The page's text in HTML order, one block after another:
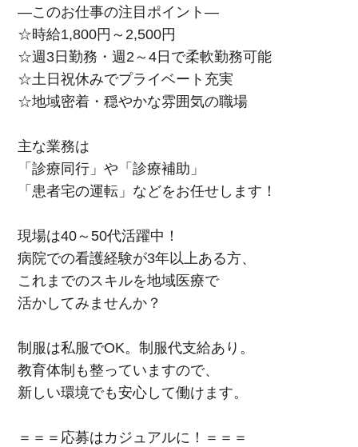
―このお仕事の注目ポイント―
☆時給1,800円～2,500円
☆週3日勤務・週2～4日で柔軟勤務可能
☆土日祝休みでプライベート充実
☆地域密着・穏やかな雰囲気の職場
主な業務は
「診療同行」や「診療補助」
「患者宅の運転」などをお任せします！
現場は40～50代活躍中！
病院での看護経験が3年以上ある方、
これまでのスキルを地域医療で
活かしてみませんか？
制服は私服でOK。制服代支給あり。
教育体制も整っていますので、
新しい環境でも安心して働けます。
＝＝＝応募はカジュアルに！＝＝＝